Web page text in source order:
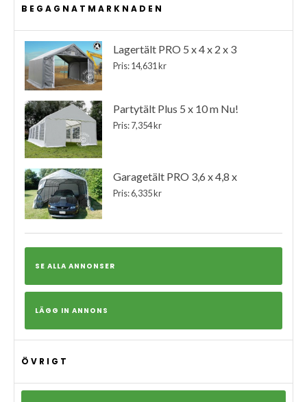
BEGAGNATMARKNADEN
Lagertält PRO 5 x 4 x 2 x 3
Pris: 14,631 kr
Partytält Plus 5 x 10 m Nu!
Pris: 7,354 kr
Garagetält PRO 3,6 x 4,8 x
Pris: 6,335 kr
SE ALLA ANNONSER
LÄGG IN ANNONS
ÖVRIGT